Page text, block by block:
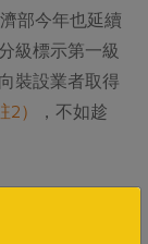
濟部今年也延續
級標示第一級
裝設業者取得
2）
，不如趁
能源，成功省